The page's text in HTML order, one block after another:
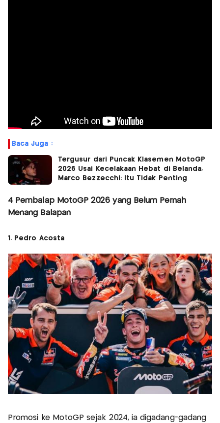
Baca Juga :
Tergusur dari Puncak Klasemen MotoGP
2026 Usai Kecelakaan Hebat di Belanda,
Marco Bezzecchi: Itu Tidak Penting
4 Pembalap MotoGP 2026 yang Belum Pernah
Menang Balapan
1. Pedro Acosta
Promosi ke MotoGP sejak 2024, ia digadang-gadang